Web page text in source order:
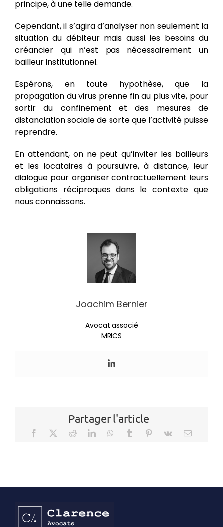
principe, à une telle demande.
Cependant, il s’agira d’analyser non seulement la
situation du débiteur mais aussi les besoins du
créancier qui n’est pas nécessairement un
bailleur institutionnel.
Espérons, en toute hypothèse, que la
propagation du virus prenne fin au plus vite, pour
sortir du confinement et des mesures de
distanciation sociale de sorte que l’activité puisse
reprendre.
En attendant, on ne peut qu’inviter les bailleurs
et les locataires à poursuivre, à distance, leur
dialogue pour organiser contractuellement leurs
obligations réciproques dans le contexte que
nous connaissons.
Joachim Bernier
Avocat associé
MRICS
Partager l'article